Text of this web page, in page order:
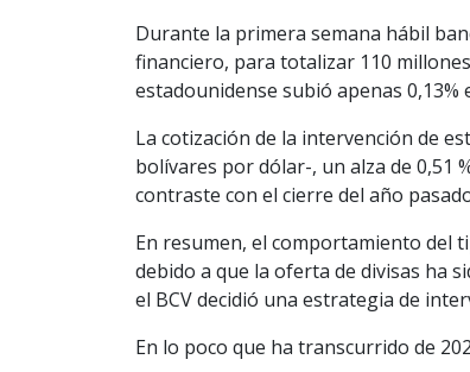
Durante la primera semana hábil
financiero, para totalizar 110
estadounidense subió apenas 0,13%
La cotización de la intervención de
bolívares por dólar-, un alza de 0,51
contraste con el cierre del año
En resumen, el comportamiento del
debido a que la oferta de divisas ha
el BCV decidió una estrategia de
En lo poco que ha transcurrido de